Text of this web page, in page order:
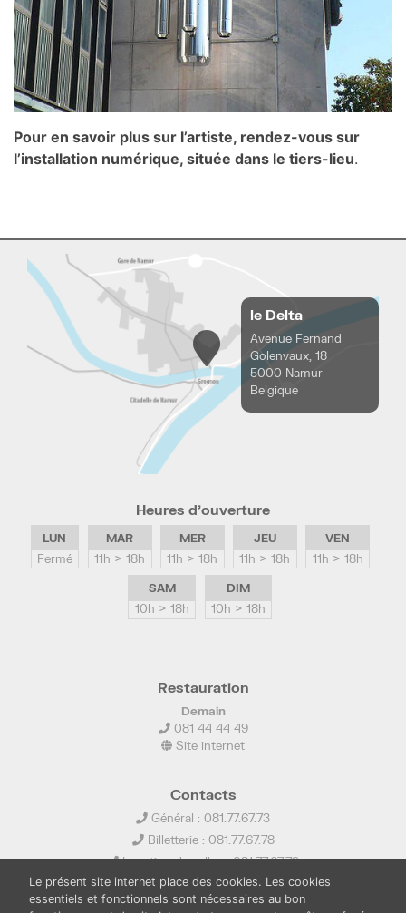
Pour en savoir plus sur l’artiste, rendez-vous sur
l’installation numérique, située dans le tiers-lieu.
le Delta
Avenue Fernand
Golenvaux, 18
5000 Namur
Belgique
Heures d’ouverture
LUN
Fermé
MAR
11h > 18h
MER
11h > 18h
JEU
11h > 18h
VEN
11h > 18h
SAM
10h > 18h
DIM
10h > 18h
Restauration
Demain
081 44 44 49
Site internet
Contacts
Général : 081.77.67.73
Billetterie : 081.77.67.78
Location de salles : 081.77.67.79
info@ledelta.be
Le présent site internet place des cookies. Les cookies
essentiels et fonctionnels sont nécessaires au bon